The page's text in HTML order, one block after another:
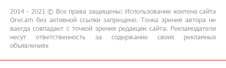
17:24:27 8-07-2026
Idram - главный партнер ежегодной
конференции «На пути к осознанному
воспитанию детей 2026»
2014 - 2021 © Все права защищены: Использование контена сайта
Orer.am без активной ссылки запрещено. Точка зрения автора не
ваегда совпадает с точкой зрения редакции сайта. Рекламодатели
несут ответственность за содержание своих рекламных
объявлениях